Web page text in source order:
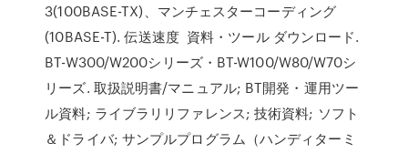
3(100BASE-TX)、マンチェスターコーディング
(10BASE-T). 伝送速度 資料・ツール ダウンロード.
BT-W300/W200シリーズ・BT-W100/W80/W70シ
リーズ. 取扱説明書/マニュアル; BT開発・運用ツー
ル資料; ライブラリリファレンス; 技術資料; ソフト
＆ドライバ; サンプルプログラム（ハンディターミ